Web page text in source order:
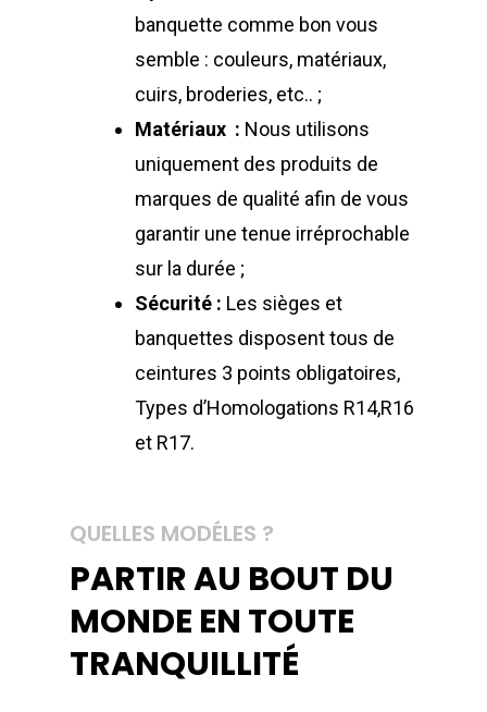
banquette comme bon vous
semble : couleurs, matériaux,
cuirs, broderies, etc.. ;
Matériaux : Nous utilisons
uniquement des produits de
marques de qualité afin de vous
garantir une tenue irréprochable
sur la durée ;
Sécurité : Les sièges et
banquettes disposent tous de
ceintures 3 points obligatoires,
Types d’Homologations R14,R16
et R17.
QUELLES MODÉLES ?
PARTIR AU BOUT DU
MONDE EN TOUTE
TRANQUILLITÉ